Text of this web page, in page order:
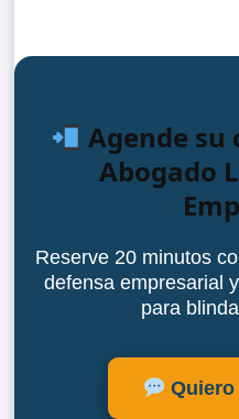
Agende su
Abogado
Reserve 20 minutos
defensa empresarial
para